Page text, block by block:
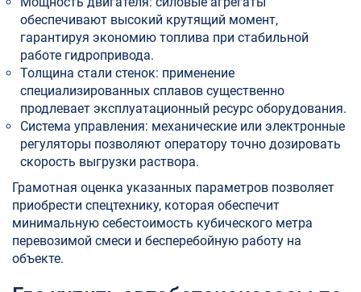
обеспечивают высокий крутящий момент,
гарантируя экономию топлива при стабильной
работе гидропривода.
Толщина стали стенок: применение
специализированных сплавов существенно
продлевает эксплуатационный ресурс оборудования.
Система управления: механические или электронные
регуляторы позволяют оператору точно дозировать
скорость выгрузки раствора.
Грамотная оценка указанных параметров позволяет
приобрести спецтехнику, которая обеспечит
минимальную себестоимость кубического метра
перевозимой смеси и бесперебойную работу на
объекте.